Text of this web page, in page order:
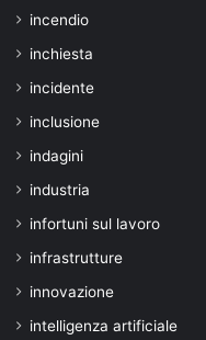
incendio
inchiesta
incidente
inclusione
indagini
industria
infortuni sul lavoro
infrastrutture
innovazione
intelligenza artificiale